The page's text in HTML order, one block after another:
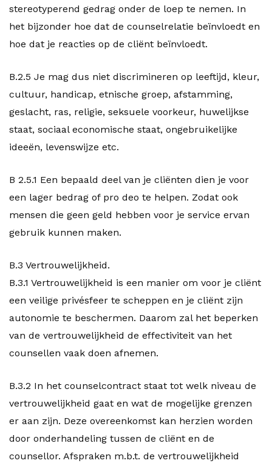
stereotyperend gedrag onder de loep te nemen. In
het bijzonder hoe dat de counselrelatie beïnvloedt en
hoe dat je reacties op de cliënt beïnvloedt.
B.2.5 Je mag dus niet discrimineren op leeftijd, kleur,
cultuur, handicap, etnische groep, afstamming,
geslacht, ras, religie, seksuele voorkeur, huwelijkse
staat, sociaal economische staat, ongebruikelijke
ideeën, levenswijze etc.
B 2.5.1 Een bepaald deel van je cliënten dien je voor
een lager bedrag of pro deo te helpen. Zodat ook
mensen die geen geld hebben voor je service ervan
gebruik kunnen maken.
B.3 Vertrouwelijkheid.
B.3.1 Vertrouwelijkheid is een manier om voor je cliënt
een veilige privésfeer te scheppen en je cliënt zijn
autonomie te beschermen. Daarom zal het beperken
van de vertrouwelijkheid de effectiviteit van het
counsellen vaak doen afnemen.
B.3.2 In het counselcontract staat tot welk niveau de
vertrouwelijkheid gaat en wat de mogelijke grenzen
er aan zijn. Deze overeenkomst kan herzien worden
door onderhandeling tussen de cliënt en de
counsellor. Afspraken m.b.t. de vertrouwelijkheid